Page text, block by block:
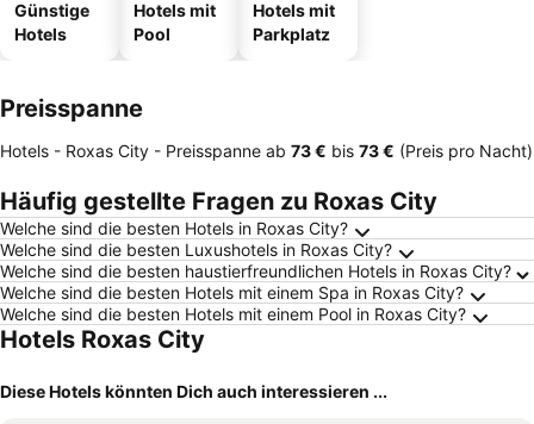
Günstige
Hotels
Hotels mit
Pool
Hotels mit
Parkplatz
Preisspanne
Hotels - Roxas City - Preisspanne ab ‎73 € bis ‎73 € (Preis pro Nacht)
Häufig gestellte Fragen zu Roxas City
Welche sind die besten Hotels in Roxas City?
Welche sind die besten Luxushotels in Roxas City?
Welche sind die besten haustierfreundlichen Hotels in Roxas City?
Welche sind die besten Hotels mit einem Spa in Roxas City?
Welche sind die besten Hotels mit einem Pool in Roxas City?
Hotels Roxas City
Diese Hotels könnten Dich auch interessieren ...